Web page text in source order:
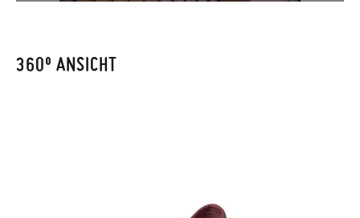
automatisch an Ihr Postfach gesendet.
360º ANSICHT